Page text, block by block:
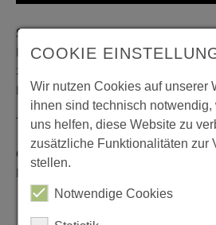
Stadtglanz / mediaworld GmbH
Bankplatz 8
38100 Braunschweig
Deutschland
Telefon: 0531 482010-20
Geschäftszeiten: Montag bis
Freitag 08:00 bis 15:00
COOKIE
Wir nutzen Cookies auf unserer
ihnen sind technisch
uns helfen, diese Website zu
zusätzliche Funktionalitäten zur
stellen.
Notwendige Cookies